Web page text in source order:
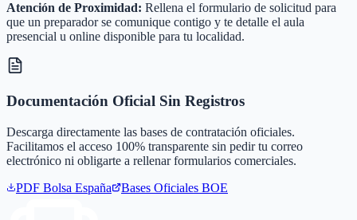
Atención de Proximidad: Rellena el formulario de solicitud para
que un preparador se comunique contigo y te detalle el aula
presencial u online disponible para tu localidad.
Documentación Oficial Sin Registros
Descarga directamente las bases de contratación oficiales.
Facilitamos el acceso 100% transparente sin pedir tu correo
electrónico ni obligarte a rellenar formularios comerciales.
PDF Bolsa España Bases Oficiales BOE